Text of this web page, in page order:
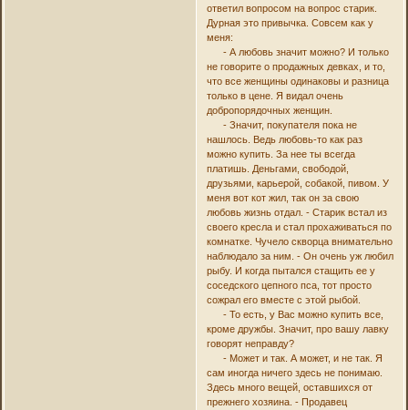
ответил вопросом на вопрос старик.
Дурная это привычка. Совсем как у
меня:
- А любовь значит можно? И только
не говорите о продажных девках, и то,
что все женщины одинаковы и разница
только в цене. Я видал очень
добропорядочных женщин.
- Значит, покупателя пока не
нашлось. Ведь любовь-то как раз
можно купить. За нее ты всегда
платишь. Деньгами, свободой,
друзьями, карьерой, собакой, пивом. У
меня вот кот жил, так он за свою
любовь жизнь отдал. - Старик встал из
своего кресла и стал прохаживаться по
комнатке. Чучело скворца внимательно
наблюдало за ним. - Он очень уж любил
рыбу. И когда пытался стащить ее у
соседского цепного пса, тот просто
сожрал его вместе с этой рыбой.
- То есть, у Вас можно купить все,
кроме дружбы. Значит, про вашу лавку
говорят неправду?
- Может и так. А может, и не так. Я
сам иногда ничего здесь не понимаю.
Здесь много вещей, оставшихся от
прежнего хозяина. - Продавец